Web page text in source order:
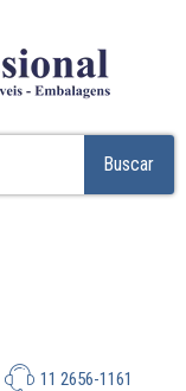
Buscar
11 2656-1161